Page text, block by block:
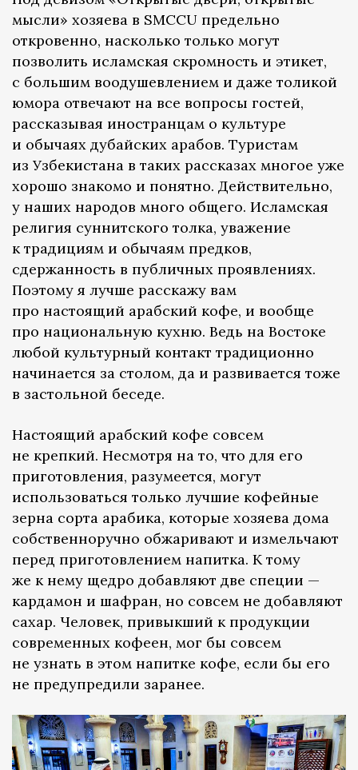
мысли» хозяева в SMCCU предельно
откровенно, насколько только могут
позволить исламская скромность и этикет,
с большим воодушевлением и даже толикой
юмора отвечают на все вопросы гостей,
рассказывая иностранцам о культуре
и обычаях дубайских арабов. Туристам
из Узбекистана в таких рассказах многое уже
хорошо знакомо и понятно. Действительно,
у наших народов много общего. Исламская
религия суннитского толка, уважение
к традициям и обычаям предков,
сдержанность в публичных проявлениях.
Поэтому я лучше расскажу вам
про настоящий арабский кофе, и вообще
про национальную кухню. Ведь на Востоке
любой культурный контакт традиционно
начинается за столом, да и развивается тоже
в застольной беседе.
Настоящий арабский кофе совсем
не крепкий. Несмотря на то, что для его
приготовления, разумеется, могут
использоваться только лучшие кофейные
зерна сорта арабика, которые хозяева дома
собственноручно обжаривают и измельчают
перед приготовлением напитка. К тому
же к нему щедро добавляют две специи —
кардамон и шафран, но совсем не добавляют
сахар. Человек, привыкший к продукции
современных кофеен, мог бы совсем
не узнать в этом напитке кофе, если бы его
не предупредили заранее.